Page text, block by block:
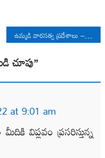
ఉమ్మడి వారసత్వ ప్రదేశాలు – మతపరమైన ఎజెండాలు
చూపు”
at 9:01 am
విప్లవం ప్రసరిస్తున్న